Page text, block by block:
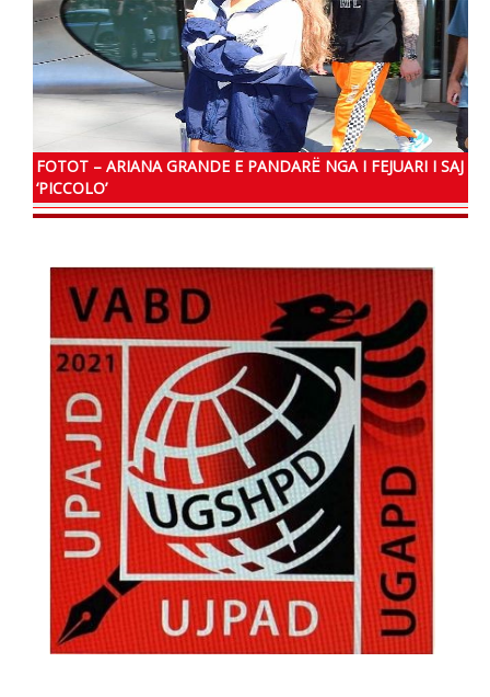
FOTOT – ARIANA GRANDE E PANDARË NGA I FEJUARI I SAJ
‘PICCOLO’